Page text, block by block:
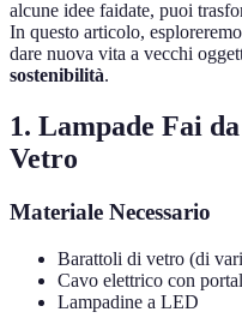
alcune idee faidate, puoi
In questo articolo,
dare nuova vita a vecchi
sostenibilità.
1. Lampade Fai
Vetro
Materiale Necessario
Barattoli di vetro (di
Cavo elettrico con
Lampadine a LED